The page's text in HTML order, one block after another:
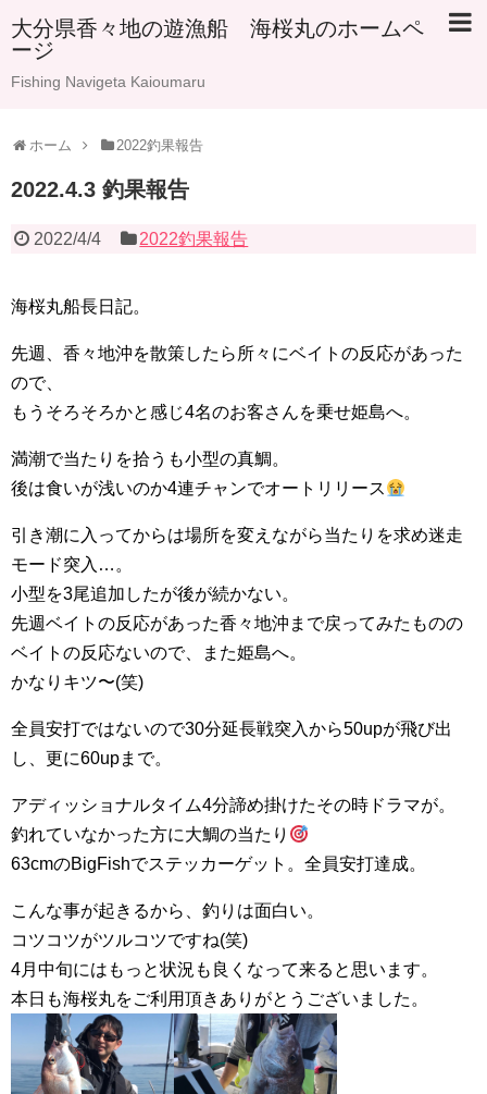
大分県香々地の遊漁船 海桜丸のホームペ
ージ
Fishing Navigeta Kaioumaru
ホーム 2022釣果報告
2022.4.3 釣果報告
2022/4/4 2022釣果報告
海桜丸船長日記。
先週、香々地沖を散策したら所々にベイトの反応があった
ので、
もうそろそろかと感じ4名のお客さんを乗せ姫島へ。
満潮で当たりを拾うも小型の真鯛。
後は食いが浅いのか4連チャンでオートリリース
引き潮に入ってからは場所を変えながら当たりを求め迷走
モード突入…。
小型を3尾追加したが後が続かない。
先週ベイトの反応があった香々地沖まで戻ってみたものの
ベイトの反応ないので、また姫島へ。
かなりキツ〜(笑)
全員安打ではないので30分延長戦突入から50upが飛び出
し、更に60upまで。
アディッショナルタイム4分諦め掛けたその時ドラマが。
釣れていなかった方に大鯛の当たり
63cmのBigFishでステッカーゲット。全員安打達成。
こんな事が起きるから、釣りは面白い。
コツコツがツルコツですね(笑)
4月中旬にはもっと状況も良くなって来ると思います。
本日も海桜丸をご利用頂きありがとうございました。